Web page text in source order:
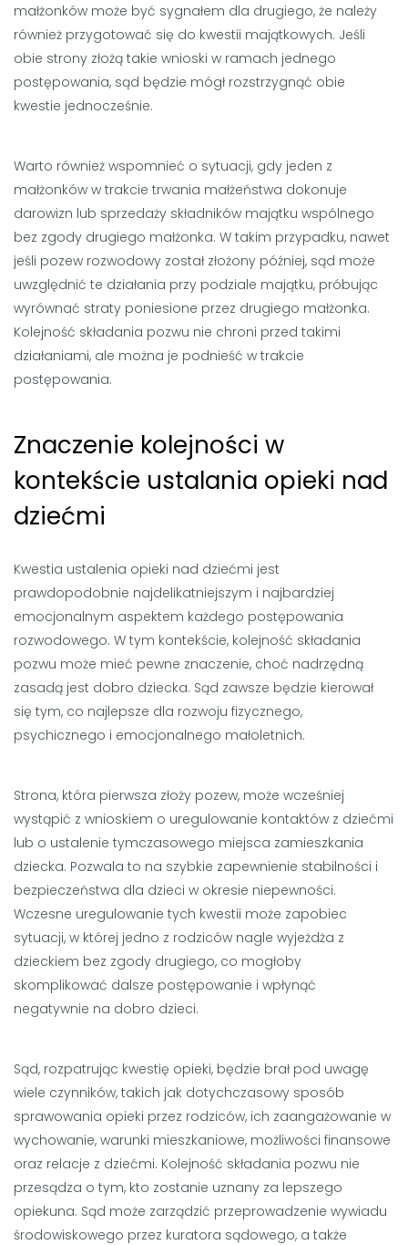
małżonków może być sygnałem dla drugiego, że należy
również przygotować się do kwestii majątkowych. Jeśli
obie strony złożą takie wnioski w ramach jednego
postępowania, sąd będzie mógł rozstrzygnąć obie
kwestie jednocześnie.
Warto również wspomnieć o sytuacji, gdy jeden z
małżonków w trakcie trwania małżeństwa dokonuje
darowizn lub sprzedaży składników majątku wspólnego
bez zgody drugiego małżonka. W takim przypadku, nawet
jeśli pozew rozwodowy został złożony później, sąd może
uwzględnić te działania przy podziale majątku, próbując
wyrównać straty poniesione przez drugiego małżonka.
Kolejność składania pozwu nie chroni przed takimi
działaniami, ale można je podnieść w trakcie
postępowania.
Znaczenie kolejności w
kontekście ustalania opieki nad
dziećmi
Kwestia ustalenia opieki nad dziećmi jest
prawdopodobnie najdelikatniejszym i najbardziej
emocjonalnym aspektem każdego postępowania
rozwodowego. W tym kontekście, kolejność składania
pozwu może mieć pewne znaczenie, choć nadrzędną
zasadą jest dobro dziecka. Sąd zawsze będzie kierował
się tym, co najlepsze dla rozwoju fizycznego,
psychicznego i emocjonalnego małoletnich.
Strona, która pierwsza złoży pozew, może wcześniej
wystąpić z wnioskiem o uregulowanie kontaktów z dziećmi
lub o ustalenie tymczasowego miejsca zamieszkania
dziecka. Pozwala to na szybkie zapewnienie stabilności i
bezpieczeństwa dla dzieci w okresie niepewności.
Wczesne uregulowanie tych kwestii może zapobiec
sytuacji, w której jedno z rodziców nagle wyjeżdża z
dzieckiem bez zgody drugiego, co mogłoby
skomplikować dalsze postępowanie i wpłynąć
negatywnie na dobro dzieci.
Sąd, rozpatrując kwestię opieki, będzie brał pod uwagę
wiele czynników, takich jak dotychczasowy sposób
sprawowania opieki przez rodziców, ich zaangażowanie w
wychowanie, warunki mieszkaniowe, możliwości finansowe
oraz relacje z dziećmi. Kolejność składania pozwu nie
przesądza o tym, kto zostanie uznany za lepszego
opiekuna. Sąd może zarządzić przeprowadzenie wywiadu
środowiskowego przez kuratora sądowego, a także